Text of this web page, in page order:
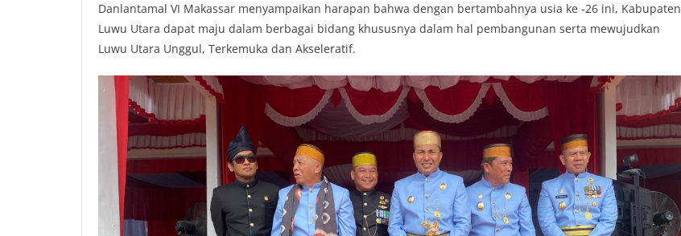
Danlantamal VI Makassar menyampaikan harapan bahwa dengan bertambahnya usia ke -26 ini, Kabupaten
Luwu Utara dapat maju dalam berbagai bidang khususnya dalam hal pembangunan serta mewujudkan
Luwu Utara Unggul, Terkemuka dan Akseleratif.